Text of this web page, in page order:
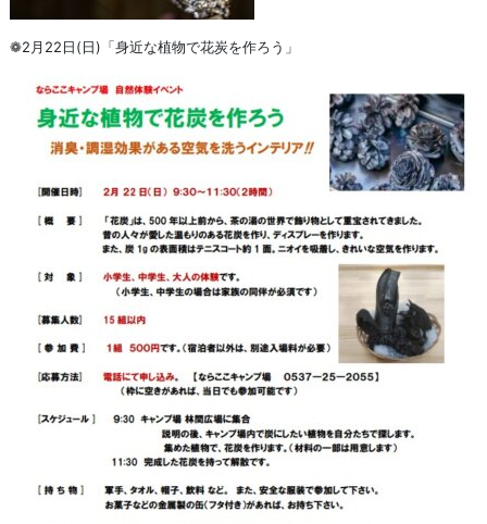
❁2月22日(日)「身近な植物で花炭を作ろう」